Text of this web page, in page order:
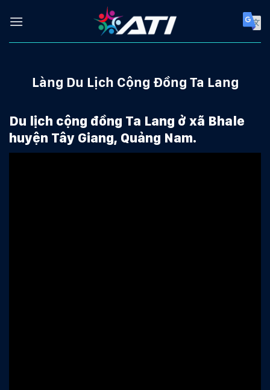
Làng Du Lịch Cộng Đồng Ta Lang
Du lịch cộng đồng Ta Lang ở xã Bhale
huyện Tây Giang, Quảng Nam.